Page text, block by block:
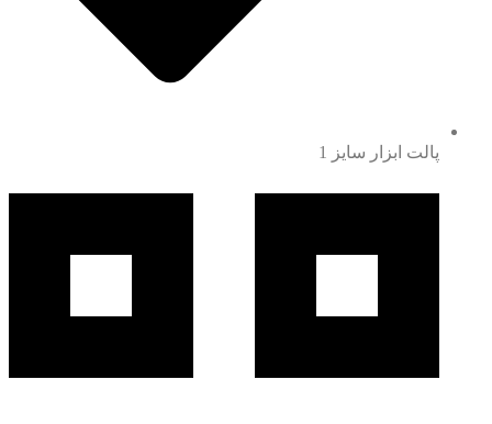
پالت ابزار سایز 1